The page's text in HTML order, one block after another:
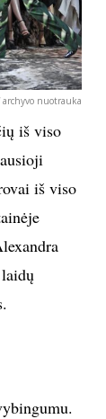
archyvo nuotrauka
iš viso
iš viso